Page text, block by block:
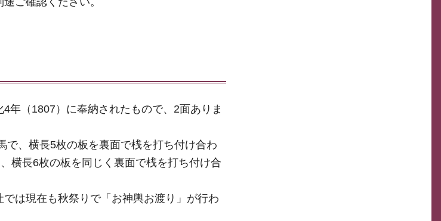
年（1807）に奉納されたもので、2面ありま
、横長5枚の板を裏面で桟を打ち付け合わ
横長6枚の板を同じく裏面で桟を打ち付け合
は現在も秋祭りで「お神輿お渡り」が行わ